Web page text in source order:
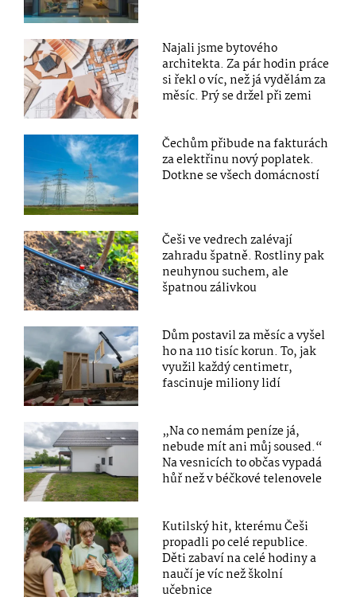
Najali jsme bytového
architekta. Za pár hodin práce
si řekl o víc, než já vydělám za
měsíc. Prý se držel při zemi
Čechům přibude na fakturách
za elektřinu nový poplatek.
Dotkne se všech domácností
Češi ve vedrech zalévají
zahradu špatně. Rostliny pak
neuhynou suchem, ale
špatnou zálivkou
Dům postavil za měsíc a vyšel
ho na 110 tisíc korun. To, jak
využil každý centimetr,
fascinuje miliony lidí
„Na co nemám peníze já,
nebude mít ani můj soused.“
Na vesnicích to občas vypadá
hůř než v béčkové telenovele
Kutilský hit, kterému Češi
propadli po celé republice.
Děti zabaví na celé hodiny a
naučí je víc než školní
učebnice